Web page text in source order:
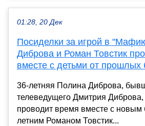
01:28, 20 Дек
Посиделки за игрой в
Диброва и Роман Товстик
вместе с детьми от прошлых
36-летняя Полина Диброва,
телеведущего Дмитрия Диброва,
проводит время вместе с
летним Романом Товстик...